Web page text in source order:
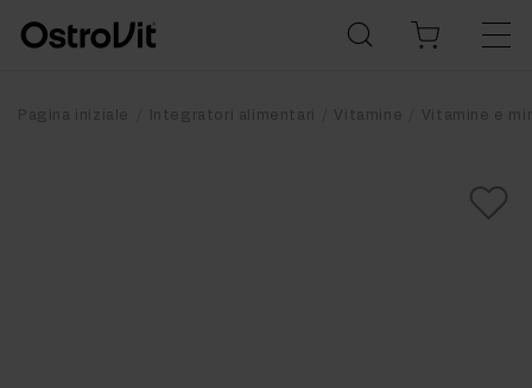
Pagina iniziale Integratori alimentari Vitamine Vitamine e